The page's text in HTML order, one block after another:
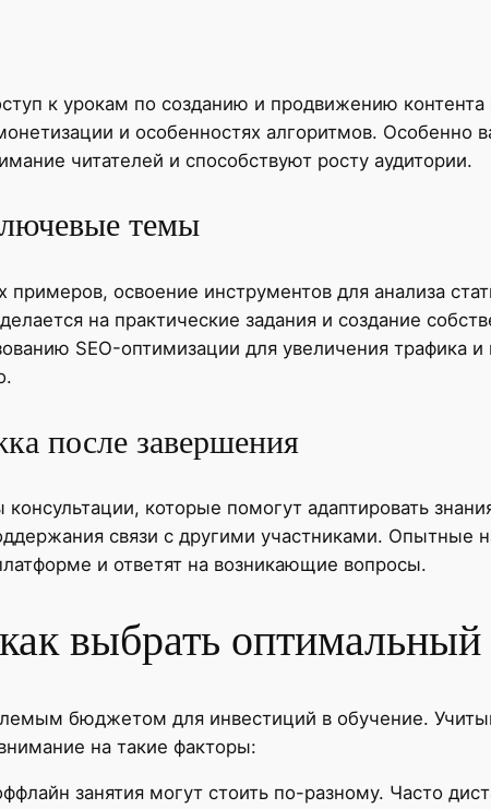
к урокам по созданию и продвижению
и особенностях алгоритмов. Особенно
читателей и способствуют росту аудитории.
темы
освоение инструментов для анализа
на практические задания и создание
SEO-оптимизации для увеличения трафика
после завершения
которые помогут адаптировать
связи с другими участниками. Опытные
и ответят на возникающие вопросы.
выбрать оптимальный
бюджетом для инвестиций в обучение.
на такие факторы:
занятия могут стоить по-разному. Часто